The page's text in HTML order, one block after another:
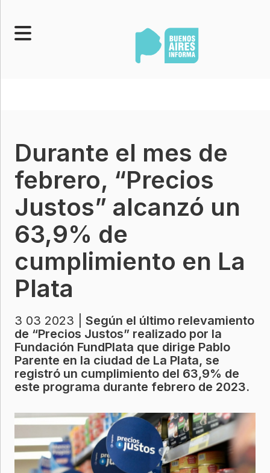
Legislatura
Municipios
Contacto
Durante el mes de
febrero, “Precios
Justos” alcanzó un
63,9% de
cumplimiento en La
Plata
3 03 2023 | Según el último relevamiento
de “Precios Justos” realizado por la
Fundación FundPlata que dirige Pablo
Parente en la ciudad de La Plata, se
registró un cumplimiento del 63,9% de
este programa durante febrero de 2023.